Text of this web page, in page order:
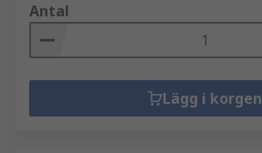
Antal
Lägg i korgen